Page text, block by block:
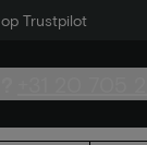
op Trustpilot